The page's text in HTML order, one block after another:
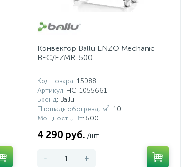
Конвектор Ballu ENZO Mechanic
BEC/EZMR-500
Код товара: 15088
Артикул: НС-1055661
Бренд: Ballu
Площадь обогрева, м²: 10
Мощность, Вт: 500
4 290 руб. /шт
- +